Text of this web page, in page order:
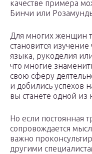
качестве примера
Бинчи или
Для многих женщин
становится
языка, рукоделия
что многие
свою сферу
и добились успехов
вы станете одной из
Но если постоянная
сопровождается
важно
другими